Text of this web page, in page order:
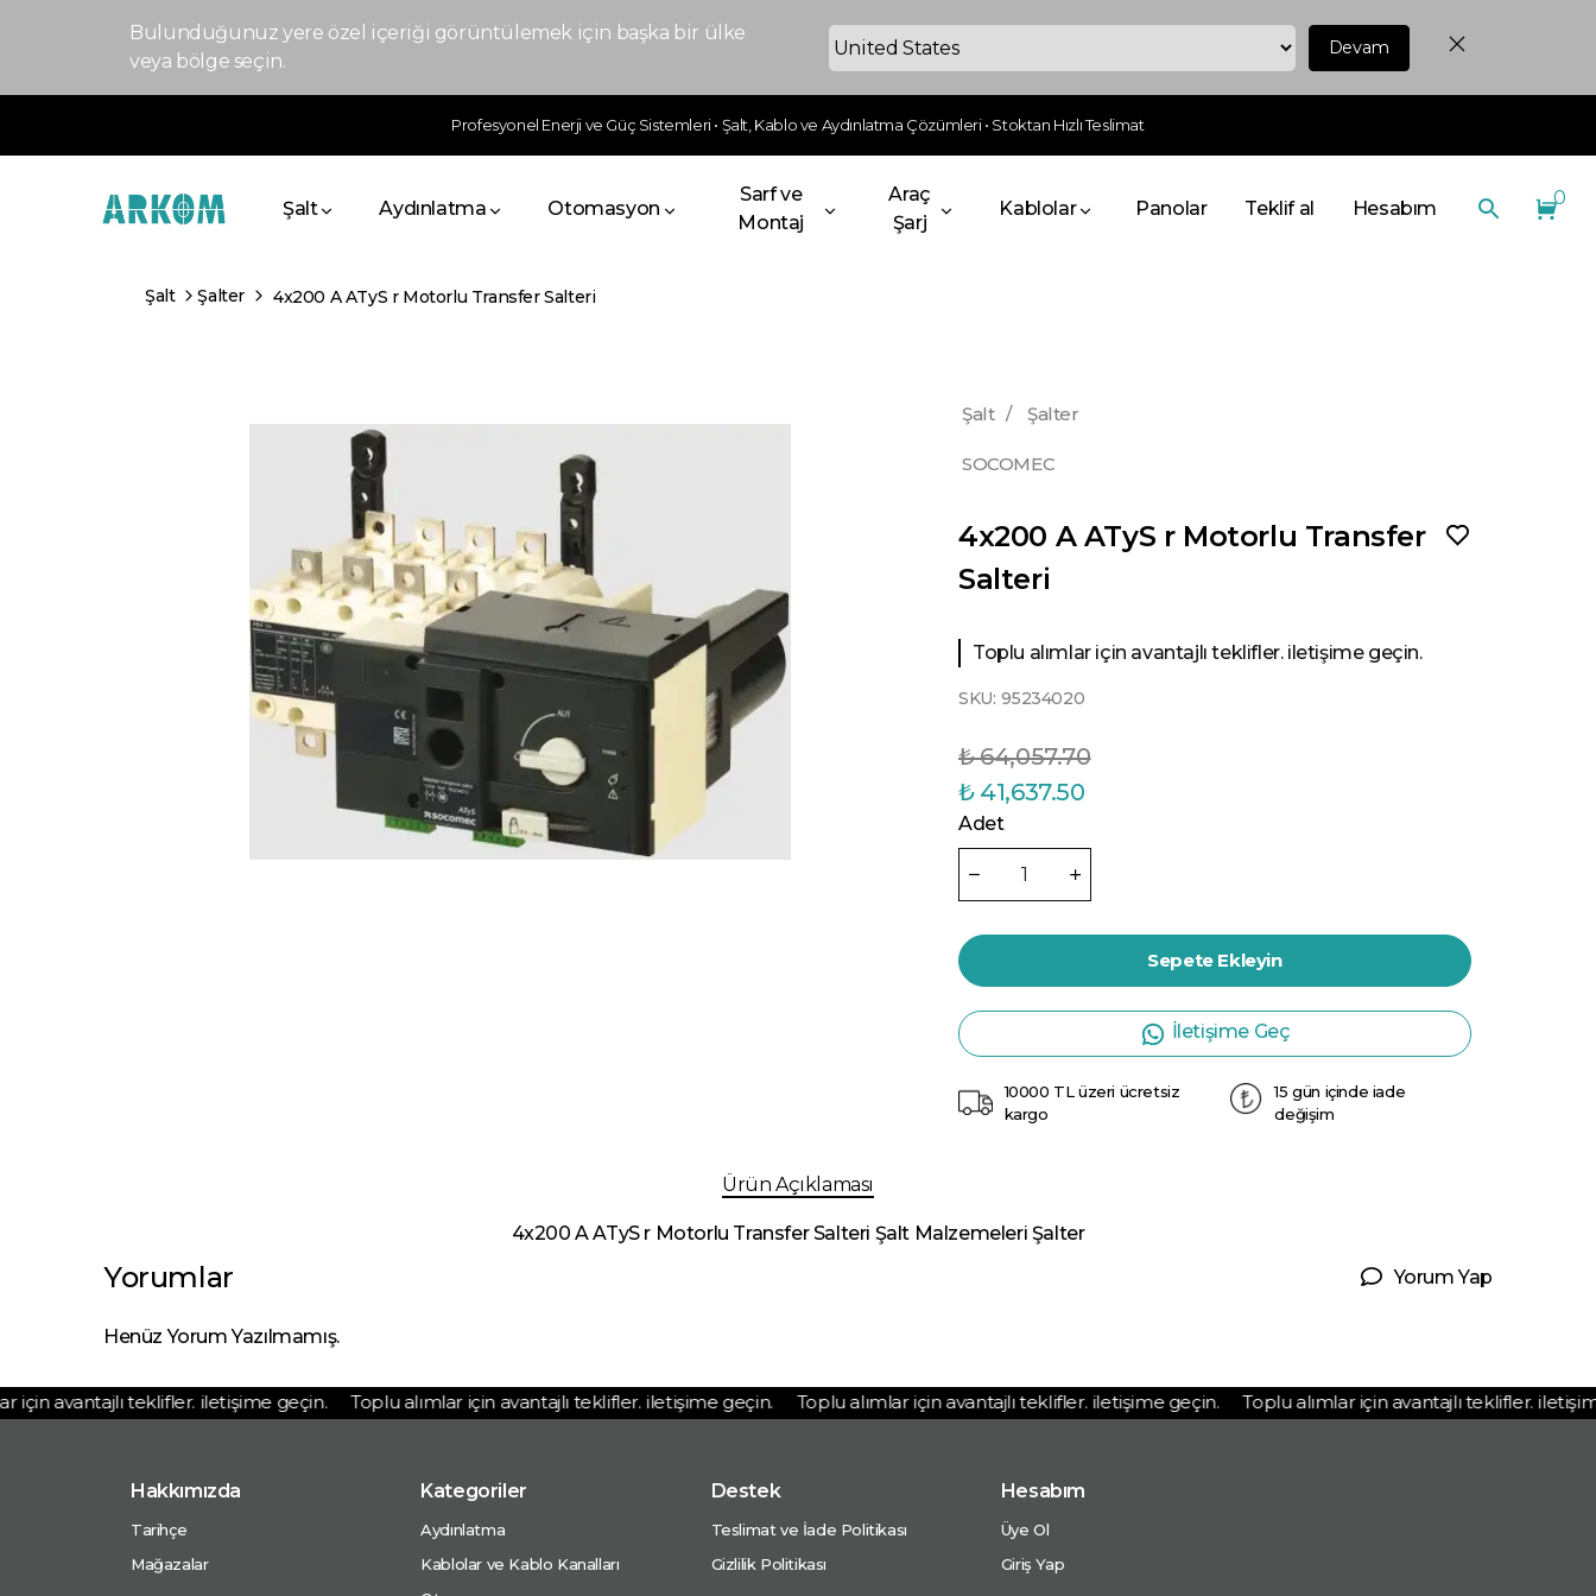
Bulunduğunuz yere özel içeriği görüntülemek için başka bir ülke
veya bölge seçin.
Devam
Profesyonel Enerji ve Güç Sistemleri • Şalt, Kablo ve Aydınlatma Çözümleri • Stoktan Hızlı Teslimat
Şalt Aydınlatma Otomasyon
Sarf ve
Montaj
Araç
Şarj
Kablolar Panolar Teklif al Hesabım 0
Şalt Şalter 4x200 A ATyS r Motorlu Transfer Salteri
Şalt / Şalter
SOCOMEC
4x200 A ATyS r Motorlu Transfer
Salteri
Toplu alımlar için avantajlı teklifler. iletişime geçin.
SKU: 95234020
₺ 64,057.70
₺ 41,637.50
Adet
Sepete Ekleyin
İletişime Geç
10000 TL üzeri ücretsiz
kargo
15 gün içinde iade
değişim
Ürün Açıklaması
4x200 A ATyS r Motorlu Transfer Salteri Şalt Malzemeleri Şalter
Yorumlar Yorum Yap
Henüz Yorum Yazılmamış.
avantajlı teklifler. iletişime geçin. Toplu alımlar için avantajlı teklifler. iletişime geçin. Toplu alımlar için avantajlı teklifler. iletişime geçin. Toplu alımlar için avantajlı teklifler.
Hakkımızda
Tarihçe
Mağazalar
Kategoriler
Aydınlatma
Kablolar ve Kablo Kanalları
Destek
Teslimat ve İade Politikası
Gizlilik Politikası
Hesabım
Üye Ol
Giriş Yap